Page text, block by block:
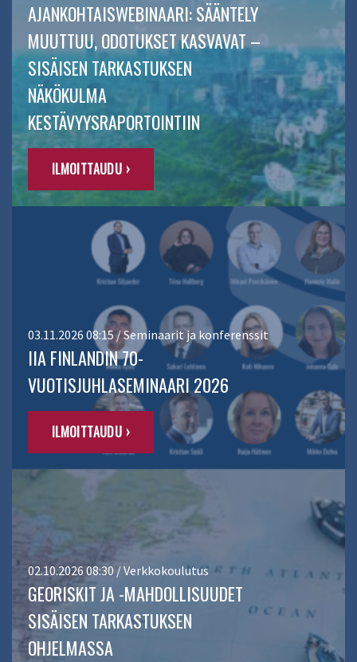
AJANKOHTAISWEBINAARI: SÄÄNTELY
MUUTTUU, ODOTUKSET KASVAVAT –
SISÄISEN TARKASTUKSEN
NÄKÖKULMA
KESTÄVYYSRAPORTOINTIIN
ILMOITTAUDU ›
03.11.2026 08:15 / Seminaarit ja konferenssit
IIA FINLANDIN 70-
VUOTISJUHLASEMINAARI 2026
ILMOITTAUDU ›
02.10.2026 08:30 / Verkkokoulutus
GEORISKIT JA -MAHDOLLISUUDET
SISÄISEN TARKASTUKSEN
OHJELMASSA